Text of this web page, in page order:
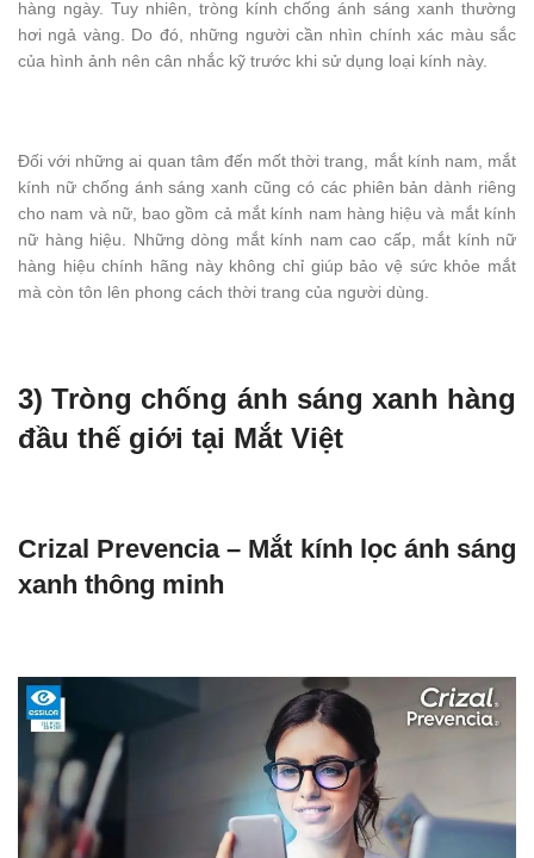
hàng ngày. Tuy nhiên, tròng kính chống ánh sáng xanh thường
hơi ngả vàng. Do đó, những người cần nhìn chính xác màu sắc
của hình ảnh nên cân nhắc kỹ trước khi sử dụng loại kính này.
Đối với những ai quan tâm đến mốt thời trang, mắt kính nam, mắt
kính nữ chống ánh sáng xanh cũng có các phiên bản dành riêng
cho nam và nữ, bao gồm cả mắt kính nam hàng hiệu và mắt kính
nữ hàng hiệu. Những dòng mắt kính nam cao cấp, mắt kính nữ
hàng hiệu chính hãng này không chỉ giúp bảo vệ sức khỏe mắt
mà còn tôn lên phong cách thời trang của người dùng.
3) Tròng chống ánh sáng xanh hàng
đầu thế giới tại Mắt Việt
Crizal Prevencia – Mắt kính lọc ánh sáng
xanh thông minh